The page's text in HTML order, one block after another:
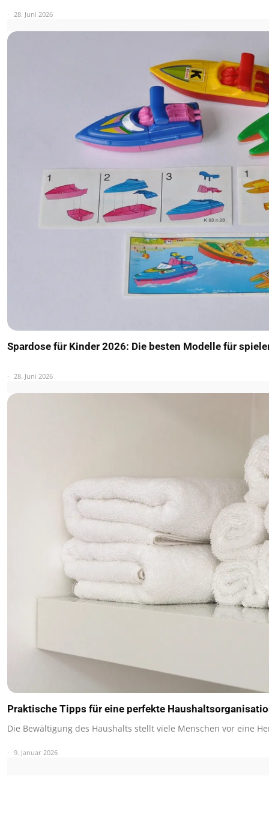
28. Juni 2026
Spardose für Kinder 2026: Die besten Modelle für
28. Juni 2026
Praktische Tipps für eine perfekte
Die Bewältigung des Haushalts stellt viele Menschen vor eine
9. Januar 2026